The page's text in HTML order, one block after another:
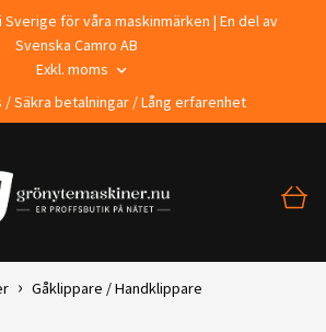
för våra maskinmärken | En del av
Svenska Camro AB
Exkl. moms
/ Säkra betalningar / Lång erfarenhet
Gåklippare / Handklippare